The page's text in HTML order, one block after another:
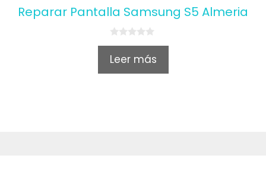
Reparar Pantalla Samsung S5 Almeria
0
u
Leer más